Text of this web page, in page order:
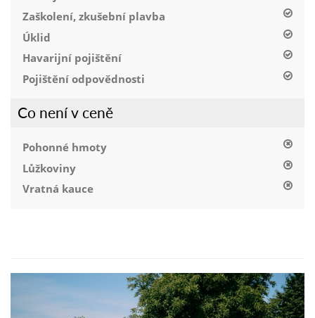
Zaškolení, zkušební plavba
Úklid
Havarijní pojištění
Pojištění odpovědnosti
Co není v ceně
Pohonné hmoty
Lůžkoviny
Vratná kauce